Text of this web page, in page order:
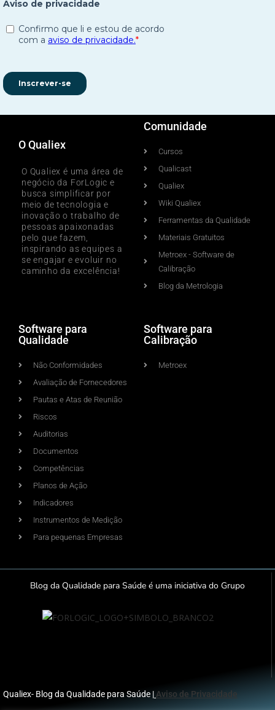
O Qualiex
O Qualiex é uma área de
negócio da ForLogic e
busca simplificar por
meio de tecnologia e
inovação o trabalho de
pessoas apaixonadas
pelo que fazem,
inspirando as equipes a
se engajar e evoluir no
caminho da excelência!
Comunidade
Cursos
Qualicast
Qualiex
Wiki Qualiex
Ferramentas da Qualidade
Materiais Gratuitos
Metroex - Software de
Calibração
Blog da Metrologia
Software para
Qualidade
Não Conformidades
Avaliação de Fornecedores
Pautas e Atas de Reunião
Riscos
Auditorias
Documentos
Competências
Planos de Ação
Indicadores
Instrumentos de Medição
Para pequenas Empresas
Software para
Calibração
Metroex
Blog da Qualidade para Saúde é uma iniciativa do Grupo
Qualiex- Blog da Qualidade para Saúde | Aviso de Privacidade